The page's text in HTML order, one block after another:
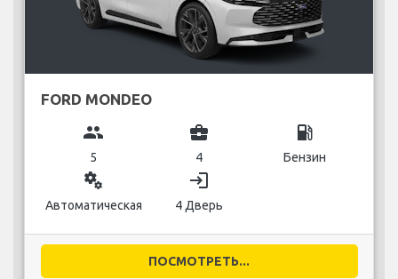
FORD MONDEO
group
5
business_center
4
local_gas_station
Бензин
miscellaneous_services
Автоматическая
login
4 Дверь
ПОСМОТРЕТЬ...